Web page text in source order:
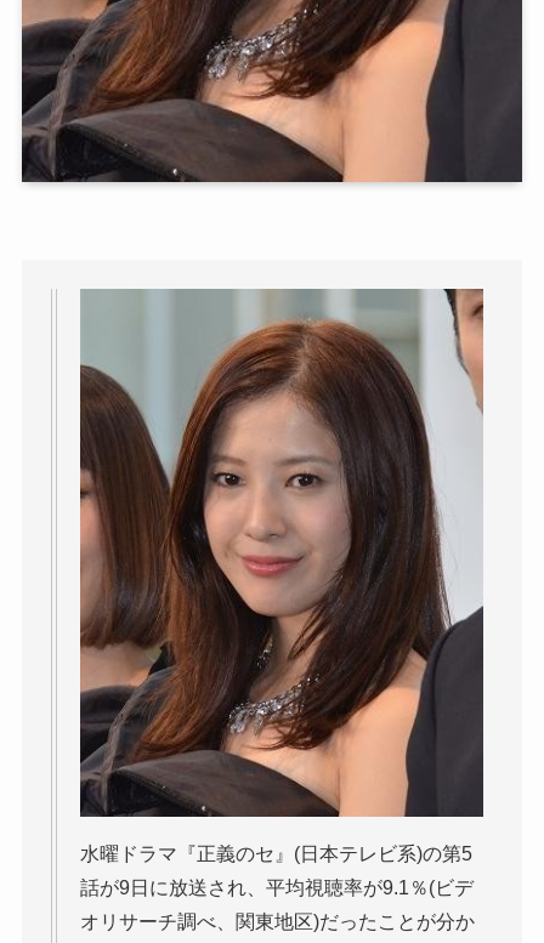
水曜ドラマ『正義のセ』(日本テレビ系)の第5
話が9日に放送され、平均視聴率が9.1％(ビデ
オリサーチ調べ、関東地区)だったことが分か